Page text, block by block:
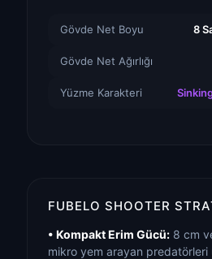
Gövde Net Boyu 8
Gövde Net Ağırlığı
Yüzme Karakteri
FUBELO SHOOTER
• Kompakt Erim Gücü: 8 cm
mikro yem arayan predatörleri